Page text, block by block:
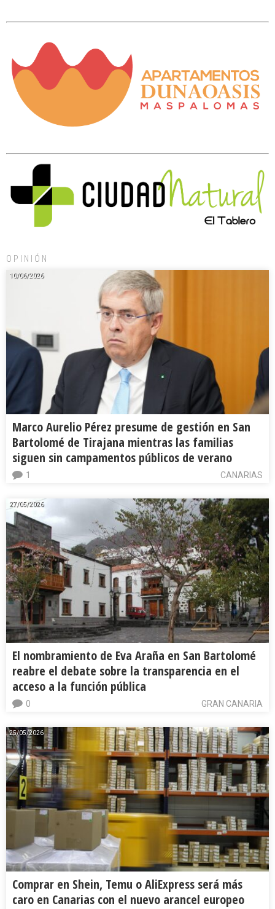
OPINIÓN
10/06/2026
Marco Aurelio Pérez presume de gestión en San
Bartolomé de Tirajana mientras las familias
siguen sin campamentos públicos de verano
CANARIAS
1
27/05/2026
El nombramiento de Eva Araña en San Bartolomé
reabre el debate sobre la transparencia en el
acceso a la función pública
GRAN CANARIA
0
25/05/2026
Comprar en Shein, Temu o AliExpress será más
caro en Canarias con el nuevo arancel europeo